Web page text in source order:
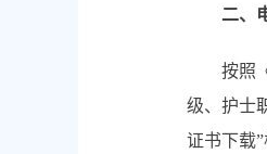
二、电
按照《
级、护士
证书下载